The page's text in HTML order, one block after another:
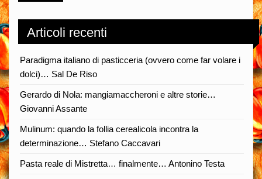
Articoli recenti
Paradigma italiano di pasticceria (ovvero come far volare i
dolci)… Sal De Riso
Gerardo di Nola: mangiamaccheroni e altre storie…
Giovanni Assante
Mulinum: quando la follia cerealicola incontra la
determinazione… Stefano Caccavari
Pasta reale di Mistretta… finalmente… Antonino Testa